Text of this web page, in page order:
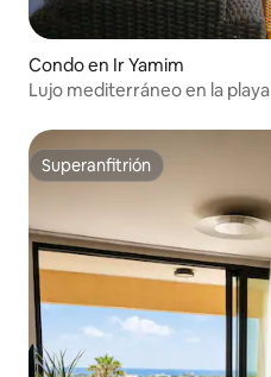
Condo en Ir Yamim
Lujo mediterráneo en la playa
Superanfitrión
Superanfitrión